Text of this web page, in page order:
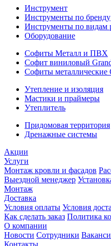
Инструмент
Инструменты по бренду
Инструменты по видам
Оборудование
Софиты Металл и ПВХ
Софит виниловый
Софиты металлические
Утепление и изоляция
Мастики и праймеры
Утеплитель
Придомовая территория
Дренажные системы
Акции
Услуги
Монтаж кровли и фасадов
Выездной менеджер
Монтаж
Доставка
Условия оплаты Условия
Как сделать заказ Политика
О компании
Новости Сотрудники
Контакты